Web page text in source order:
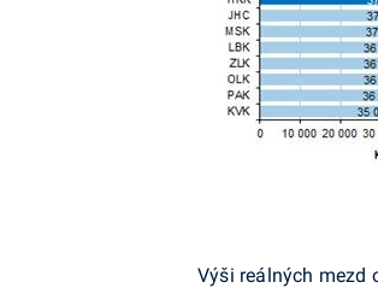
Výši reálných mezd